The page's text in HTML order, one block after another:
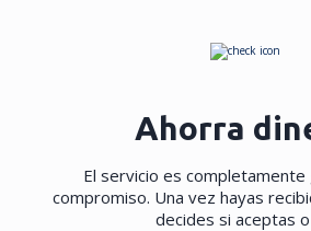
Ahorra
El servicio es
compromiso. Una vez hayas
decides si aceptas